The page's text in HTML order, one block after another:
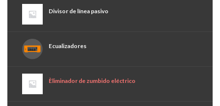
Divisor de línea pasivo
Ecualizadores
Èliminador de zumbido eléctrico